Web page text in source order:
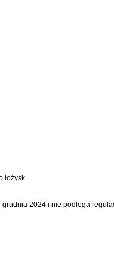
łożysk
2024 i nie podlega